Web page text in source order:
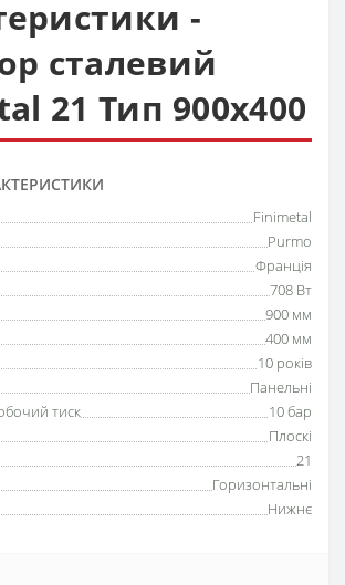
-
сталевий
21 Тип 900х400
Finimetal
Purmo
Франція
708 Вт
900 мм
400 мм
10 років
Панельні
тиск
10 бар
Плоскі
21
Горизонтальні
Нижнє